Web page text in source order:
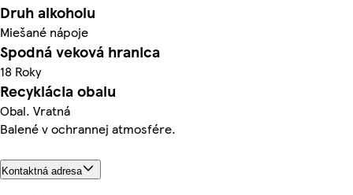
Druh alkoholu
Miešané nápoje
Spodná veková hranica
18 Roky
Recyklácia obalu
Obal. Vratná
Balené v ochrannej atmosfére.
Kontaktná adresa